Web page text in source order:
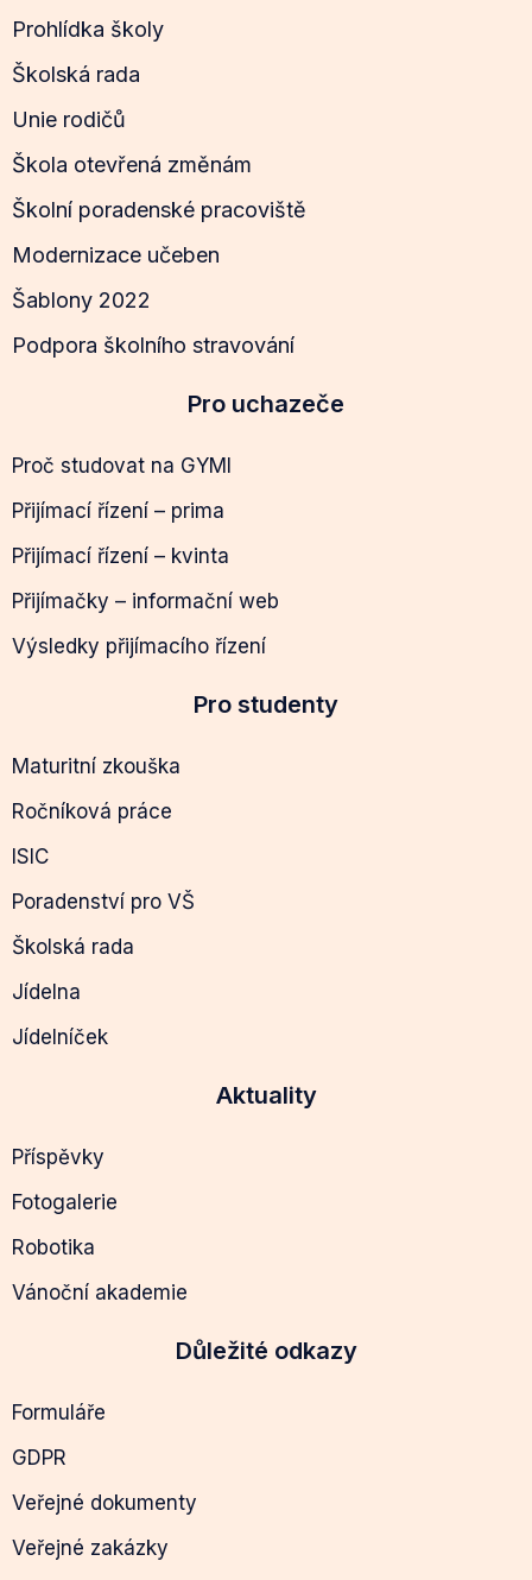
Prohlídka školy
Školská rada
Unie rodičů
Škola otevřená změnám
Školní poradenské pracoviště
Modernizace učeben
Šablony 2022
Podpora školního stravování
Pro uchazeče
Proč studovat na GYMI
Přijímací řízení – prima
Přijímací řízení – kvinta
Přijímačky – informační web
Výsledky přijímacího řízení
Pro studenty
Maturitní zkouška
Ročníková práce
ISIC
Poradenství pro VŠ
Školská rada
Jídelna
Jídelníček
Aktuality
Příspěvky
Fotogalerie
Robotika
Vánoční akademie
Důležité odkazy
Formuláře
GDPR
Veřejné dokumenty
Veřejné zakázky